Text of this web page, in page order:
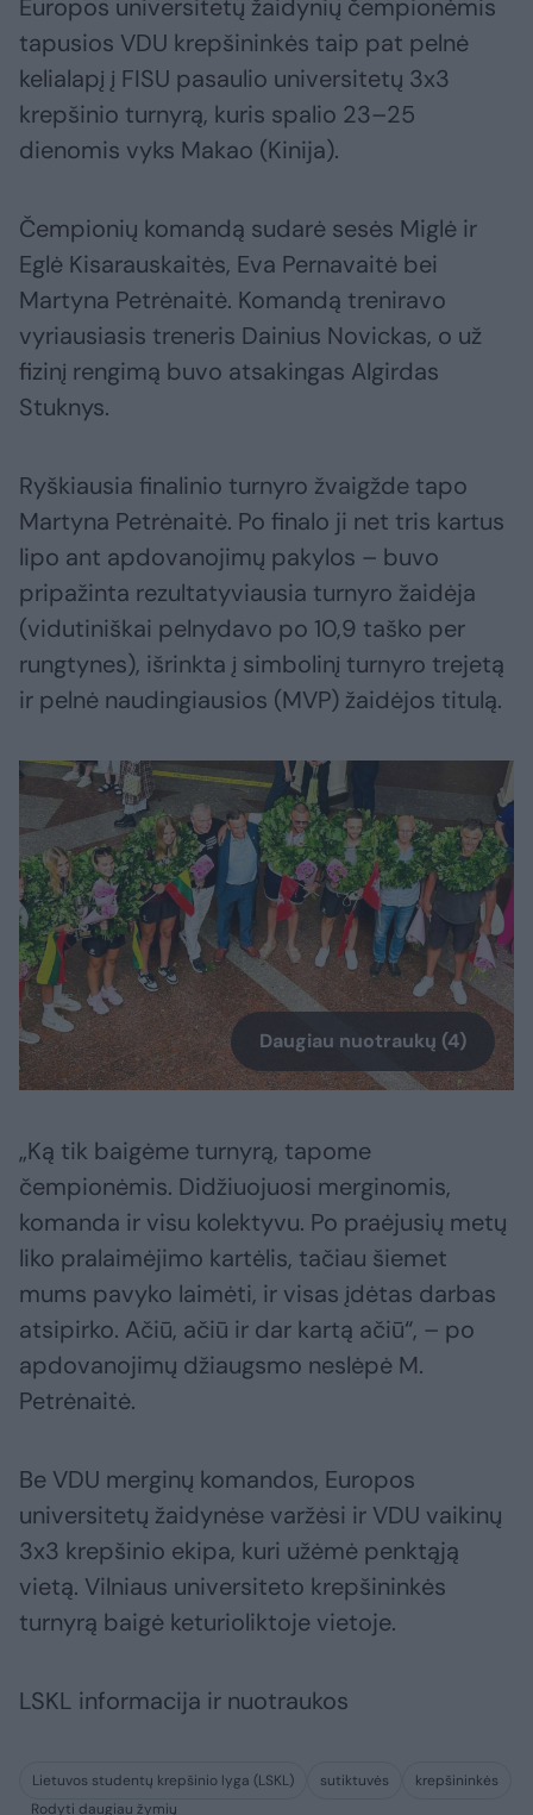
Europos universitetų žaidynių čempionėmis
tapusios VDU krepšininkės taip pat pelnė
kelialapį į FISU pasaulio universitetų 3x3
krepšinio turnyrą, kuris spalio 23–25
dienomis vyks Makao (Kinija).
Čempionių komandą sudarė sesės Miglė ir
Eglė Kisarauskaitės, Eva Pernavaitė bei
Martyna Petrėnaitė. Komandą treniravo
vyriausiasis treneris Dainius Novickas, o už
fizinį rengimą buvo atsakingas Algirdas
Stuknys.
Ryškiausia finalinio turnyro žvaigžde tapo
Martyna Petrėnaitė. Po finalo ji net tris kartus
lipo ant apdovanojimų pakylos – buvo
pripažinta rezultatyviausia turnyro žaidėja
(vidutiniškai pelnydavo po 10,9 taško per
rungtynes), išrinkta į simbolinį turnyro trejetą
ir pelnė naudingiausios (MVP) žaidėjos titulą.
Daugiau nuotraukų (4)
„Ką tik baigėme turnyrą, tapome
čempionėmis. Didžiuojuosi merginomis,
komanda ir visu kolektyvu. Po praėjusių metų
liko pralaimėjimo kartėlis, tačiau šiemet
mums pavyko laimėti, ir visas įdėtas darbas
atsipirko. Ačiū, ačiū ir dar kartą ačiū“, – po
apdovanojimų džiaugsmo neslėpė M.
Petrėnaitė.
Be VDU merginų komandos, Europos
universitetų žaidynėse varžėsi ir VDU vaikinų
3x3 krepšinio ekipa, kuri užėmė penktąją
vietą. Vilniaus universiteto krepšininkės
turnyrą baigė keturioliktoje vietoje.
LSKL informacija ir nuotraukos
Lietuvos studentų krepšinio lyga (LSKL) sutiktuvės
krepšininkės
Rodyti daugiau žymių